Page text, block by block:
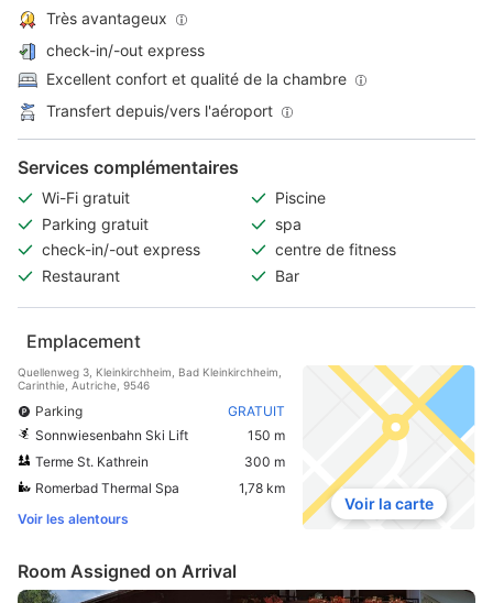
Très avantageux
check-in/-out express
Excellent confort et qualité de la chambre
Transfert depuis/vers l'aéroport
Services complémentaires
Wi-Fi gratuit
Piscine
Parking gratuit
spa
check-in/-out express
centre de fitness
Restaurant
Bar
Emplacement
Quellenweg 3, Kleinkirchheim, Bad Kleinkirchheim,
Carinthie, Autriche, 9546
Parking
GRATUIT
Sonnwiesenbahn Ski Lift
150 m
Terme St. Kathrein
300 m
Romerbad Thermal Spa
1,78 km
Voir les alentours
Voir la carte
Room Assigned on Arrival